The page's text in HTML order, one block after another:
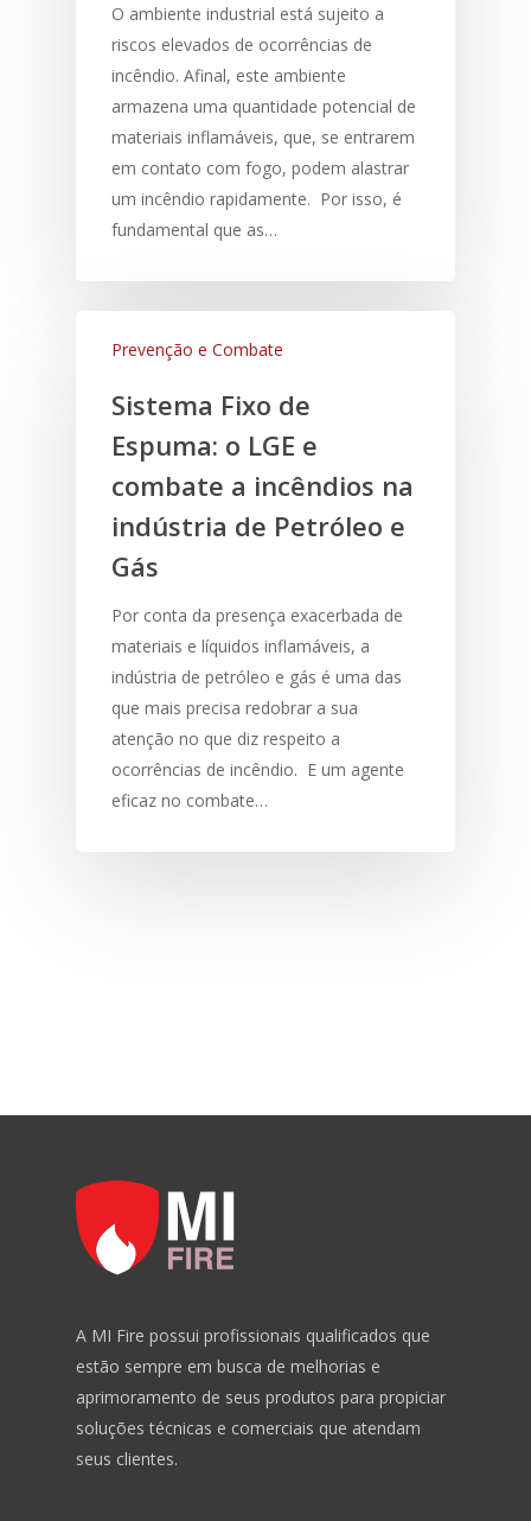
O ambiente industrial está sujeito a
riscos elevados de ocorrências de
incêndio. Afinal, este ambiente
armazena uma quantidade potencial de
materiais inflamáveis, que, se entrarem
em contato com fogo, podem alastrar
um incêndio rapidamente. Por isso, é
fundamental que as…
Prevenção e Combate
Sistema Fixo de
Espuma: o LGE e
combate a incêndios na
indústria de Petróleo e
Gás
Por conta da presença exacerbada de
materiais e líquidos inflamáveis, a
indústria de petróleo e gás é uma das
que mais precisa redobrar a sua
atenção no que diz respeito a
ocorrências de incêndio. E um agente
eficaz no combate…
A MI Fire possui profissionais qualificados que
estão sempre em busca de melhorias e
aprimoramento de seus produtos para propiciar
soluções técnicas e comerciais que atendam
seus clientes.